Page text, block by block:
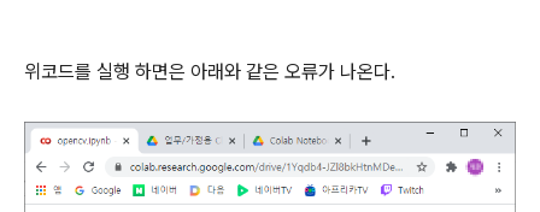
위코드를 실행 하면은 아래와 같은 오류가 나온다.